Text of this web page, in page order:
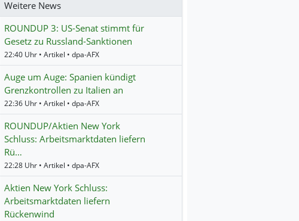
Weitere News
ROUNDUP 3: US-Senat stimmt für
Gesetz zu Russland-Sanktionen
22:40 Uhr • Artikel • dpa-AFX
Auge um Auge: Spanien kündigt
Grenzkontrollen zu Italien an
22:36 Uhr • Artikel • dpa-AFX
ROUNDUP/Aktien New York
Schluss: Arbeitsmarktdaten liefern
Rü…
22:28 Uhr • Artikel • dpa-AFX
Aktien New York Schluss:
Arbeitsmarktdaten liefern
Rückenwind